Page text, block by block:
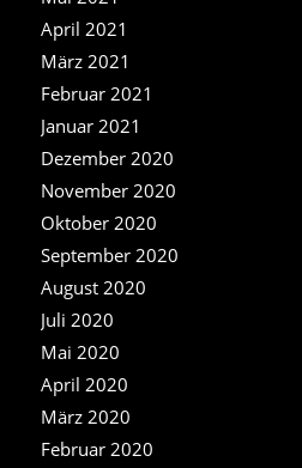
April 2021
März 2021
Februar 2021
Januar 2021
Dezember 2020
November 2020
Oktober 2020
September 2020
August 2020
Juli 2020
Mai 2020
April 2020
März 2020
Februar 2020